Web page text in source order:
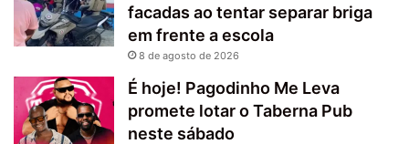
facadas ao tentar separar briga
em frente a escola
8 de agosto de 2026
É hoje! Pagodinho Me Leva
promete lotar o Taberna Pub
neste sábado